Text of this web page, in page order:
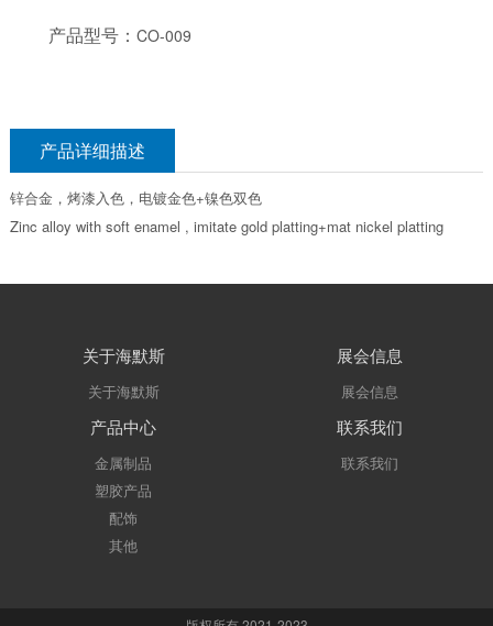
产品型号：CO-009
产品详细描述
锌合金，烤漆入色，电镀金色+镍色双色
Zinc alloy with soft enamel , imitate gold platting+mat nickel platting
关于海默斯
关于海默斯
展会信息
展会信息
产品中心
金属制品
塑胶产品
配饰
其他
联系我们
联系我们